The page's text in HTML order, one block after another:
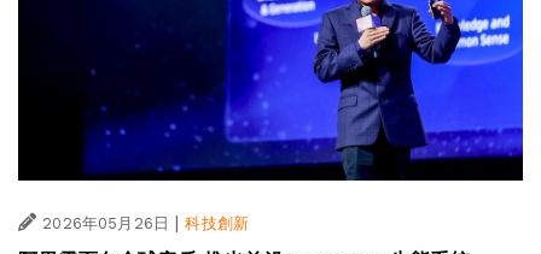
2026年05月26日 科技創新